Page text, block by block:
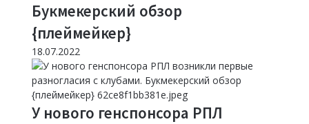
Букмекерский обзор
{плеймейкер}
18.07.2022
У нового генспонсора РПЛ